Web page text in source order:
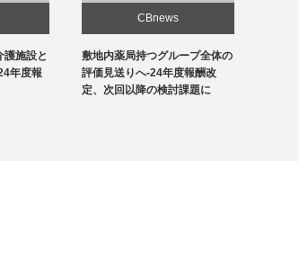
プ全体の
酬改
に
CBnews
急性期1の在院日数、支払側
「14日以内」主張-診療側「分
化の前につぶれる」、公益裁定